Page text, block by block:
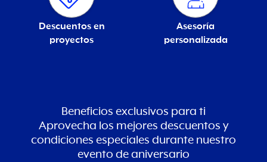
Asesoría
personalizada
Opciones de
financiación
Beneficios exclusivos para ti
Aprovecha los mejores descuentos y
condiciones especiales durante nuestro
evento de aniversario